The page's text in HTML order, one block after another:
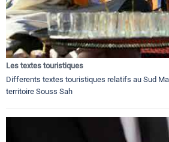
Les textes touristiques
Differents textes touristiques relatifs au Sud
territoire Souss Sah